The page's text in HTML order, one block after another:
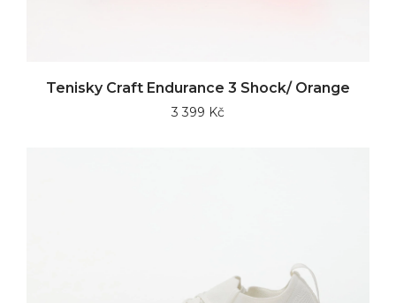
Tenisky Craft Endurance 3 Shock/ Orange
3 399 Kč